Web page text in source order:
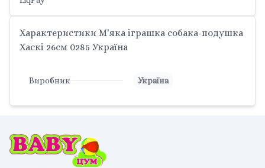
Характеристики М'яка іграшка собака-подушка
Хаскі 26см 0285 Україна
Виробник Україна